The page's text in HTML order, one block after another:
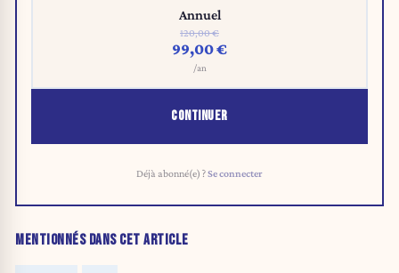
Annuel
120,00 €
99,00 €
/an
CONTINUER
Déjà abonné(e) ?Se connecter
MENTIONNÉS DANS CET ARTICLE